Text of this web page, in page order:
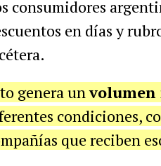
consumidores
en días y
genera unvolumen
condiciones,
que reciben